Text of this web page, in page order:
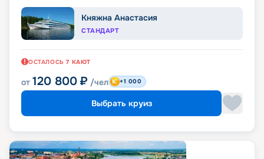
Княжна Анастасия
СТАНДАРТ
ОСТАЛОСЬ 7 КАЮТ
от 120 800 ₽ /чел +1 000
Выбрать круиз